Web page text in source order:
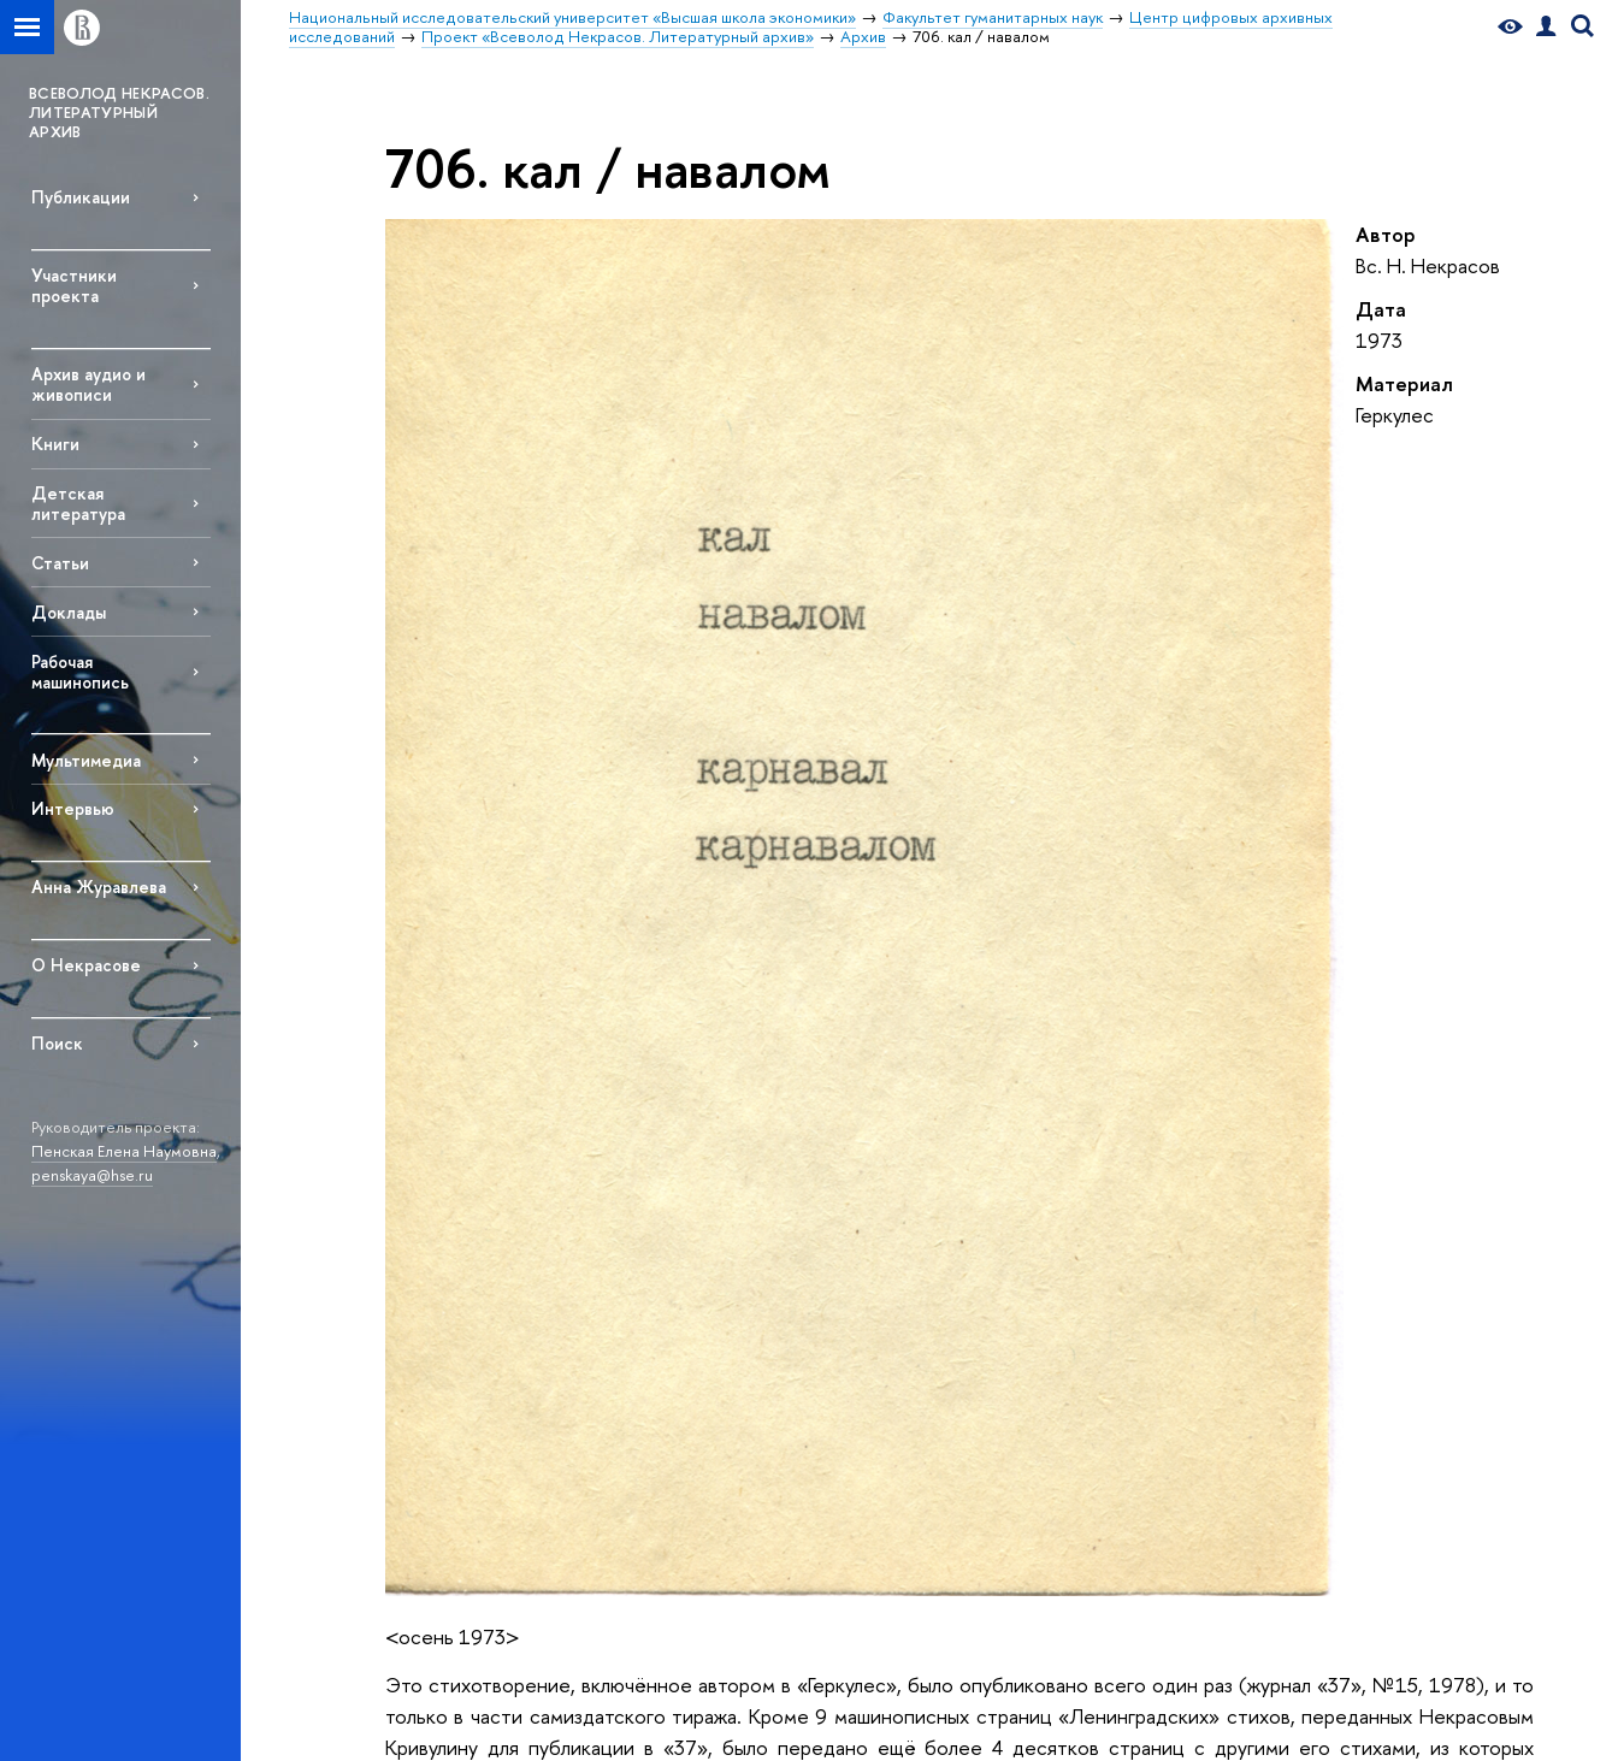
Национальный исследовательский университет «Высшая школа экономики» Факультет гуманитарных наук
Центр цифровых архивных
исследований
Проект «Всеволод Некрасов. Литературный архив» Архив 706. кал / навалом
ВСЕВОЛОД НЕКРАСОВ.
ЛИТЕРАТУРНЫЙ
АРХИВ
Публикации
Участники
проекта
Архив аудио и
живописи
Книги
Детская
литература
Статьи
Доклады
Рабочая
машинопись
Мультимедиа
Интервью
Анна Журавлева
О Некрасове
Поиск
Руководитель проекта:
Пенская Елена Наумовна,
penskaya@hse.ru
706. кал / навалом
Автор
Вс. Н. Некрасов
Дата
1973
Материал
Геркулес
<осень 1973>
Это стихотворение, включённое автором в «Геркулес», было опубликовано всего один раз (журнал «37», №15, 1978), и то
только в части самиздатского тиража. Кроме 9 машинописных страниц «Ленинградских» стихов, переданных Некрасовым
Кривулину для публикации в «37», было передано ещё более 4 десятков страниц с другими его стихами, из которых